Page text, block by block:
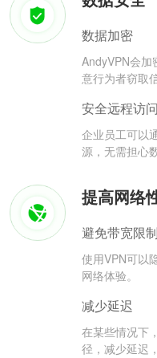
数据加密
AndyVPN会加
意行为者窃取
安全远程访问
企业员工可以
源，无需担心
提高网络
避免带宽限制
使用VPN可以
网络体验。
减少延迟
在某些情况下
径，减少延迟